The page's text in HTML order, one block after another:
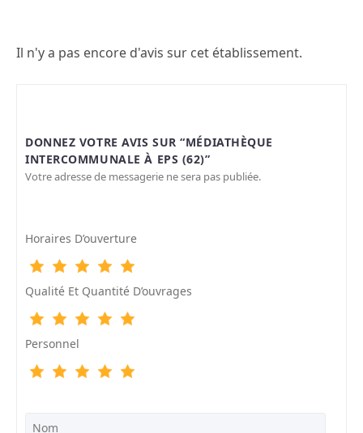
Il n'y a pas encore d'avis sur cet établissement.
DONNEZ VOTRE AVIS SUR “MÉDIATHÈQUE
INTERCOMMUNALE À EPS (62)”
Votre adresse de messagerie ne sera pas publiée.
Horaires D’ouverture
Qualité Et Quantité D’ouvrages
Personnel